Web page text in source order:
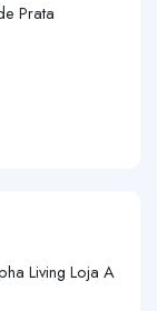
Prata
Living Loja A